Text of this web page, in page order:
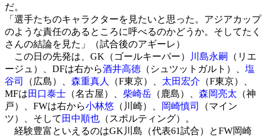
だ。
「選手たちのキャラクターを見たいと思った。アジアカップ
のような責任のあるところに呼べるのかどうか。そしてたく
さんの結論を見た」（試合後のアギーレ）
この日の先発は、GK（ゴールキーパー）
川島永嗣
（リエ
ージュ）、DFは右から酒井高徳 （シュツットガルト）、 塩
谷司
（広島）、 森重真人 （F東京）、 太田宏介 （F東京）、
MFは田口泰士 （名古屋）、 柴崎岳 （鹿島）、 森岡亮太 （神
戸）、FWは右から小林悠 （川崎）、 岡崎慎司
（マイン
ツ）、そして 田中順也 （スポルティング）。
経験豊富といえるのはGK川島（代表61試合）とFW岡崎